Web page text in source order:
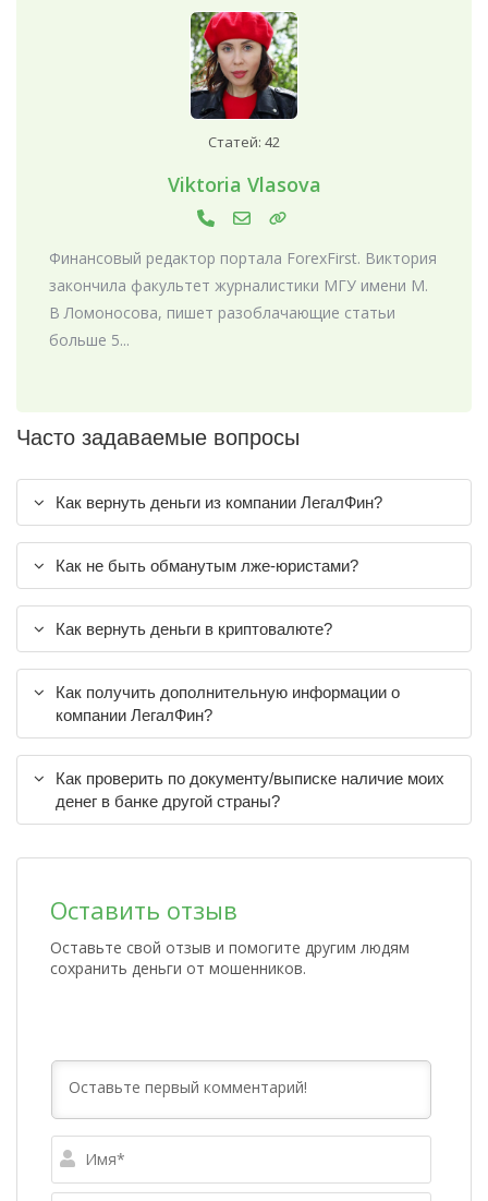
Статей: 42
Viktoria Vlasova
Финансовый редактор портала ForexFirst. Виктория
закончила факультет журналистики МГУ имени М.
В Ломоносова, пишет разоблачающие статьи
больше 5...
Часто задаваемые вопросы
Как вернуть деньги из компании ЛегалФин?
Как не быть обманутым лже-юристами?
Как вернуть деньги в криптовалюте?
Как получить дополнительную информации о
компании ЛегалФин?
Как проверить по документу/выписке наличие моих
денег в банке другой страны?
Оставить отзыв
Оставьте свой отзыв и помогите другим людям
сохранить деньги от мошенников.